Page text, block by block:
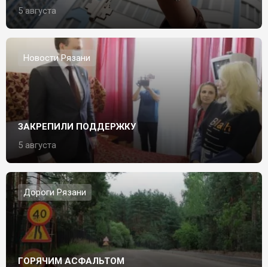
5 августа
Новости Рязани
ЗАКРЕПИЛИ ПОДДЕРЖКУ
5 августа
Дороги Рязани
ГОРЯЧИМ АСФАЛЬТОМ